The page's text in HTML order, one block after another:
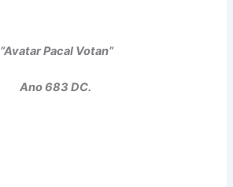
“Avatar Pacal Votan”
Ano 683 DC.